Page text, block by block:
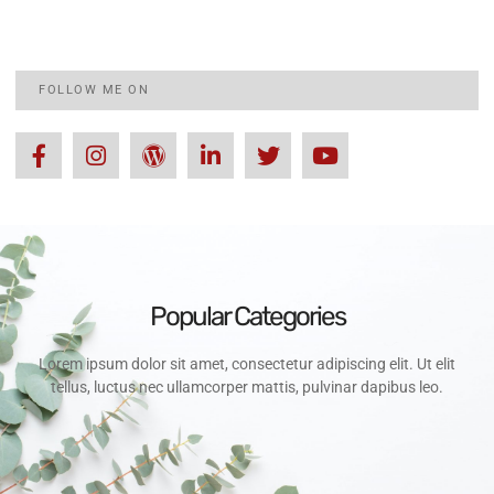
FOLLOW ME ON
Popular Categories
Lorem ipsum dolor sit amet, consectetur adipiscing elit. Ut elit
tellus, luctus nec ullamcorper mattis, pulvinar dapibus leo.